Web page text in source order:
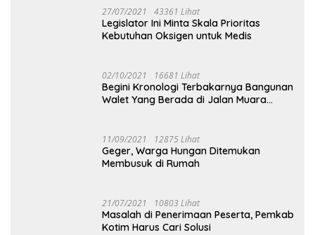
27/07/2021 43361 Lihat
Legislator Ini Minta Skala Prioritas
Kebutuhan Oksigen untuk Medis
02/10/2021 16681 Lihat
Begini Kronologi Terbakarnya Bangunan
Walet Yang Berada di Jalan Muara
11/09/2021 12875 Lihat
Geger, Warga Hungan Ditemukan
Membusuk di Rumah
21/07/2021 10803 Lihat
Masalah di Penerimaan Peserta, Pemkab
Kotim Harus Cari Solusi